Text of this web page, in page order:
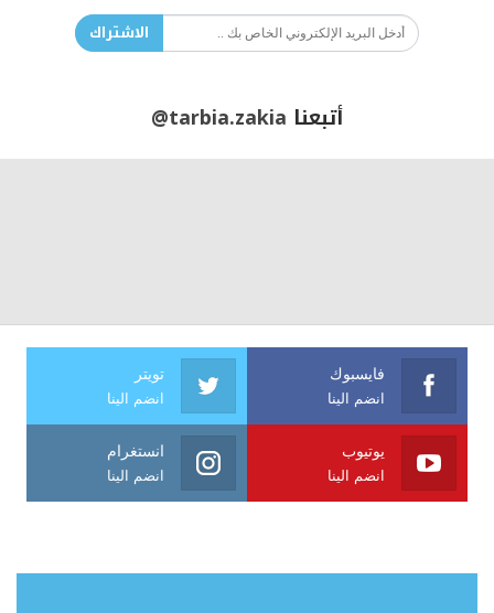
الاشتراك
أتبعنا @tarbia.zakia
فايسبوك
انضم الينا
تويتر
انضم الينا
يوتيوب
انضم الينا
انستغرام
انضم الينا